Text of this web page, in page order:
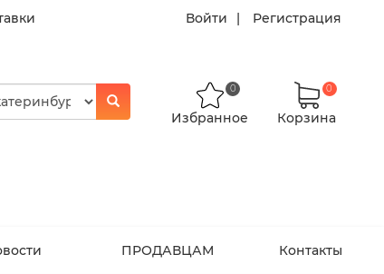
Войти Регистрация
Избранное
0
Корзина
0
ПРОДАВЦАМ Контакты